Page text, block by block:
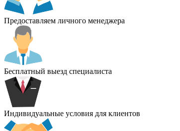
Предоставляем личного менеджера
Бесплатный выезд специалиста
Индивидуальные условия для клиентов